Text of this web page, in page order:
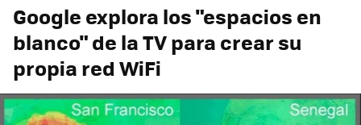
Google explora los "espacios en
blanco" de la TV para crear su
propia red WiFi